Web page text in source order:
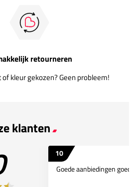
retourneren
kleur gekozen? Geen probleem!
klanten
10
Goede aanbiedingen